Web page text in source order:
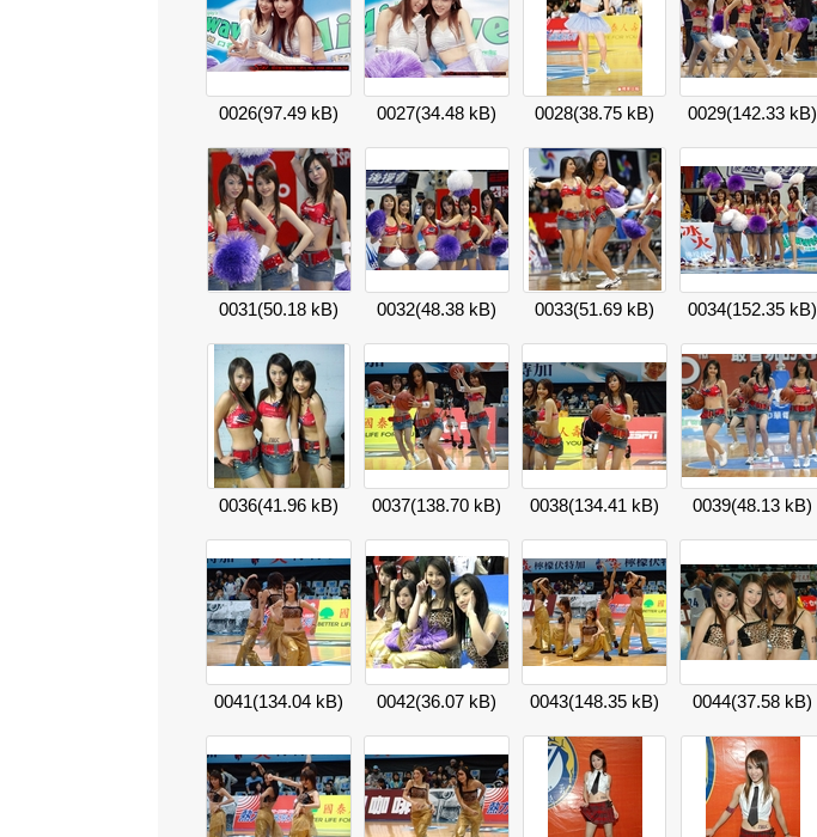
0026(97.49 kB) 0027(34.48 kB) 0028(38.75 kB) 0029(142.33 kB)
0031(50.18 kB) 0032(48.38 kB) 0033(51.69 kB) 0034(152.35 kB)
0036(41.96 kB) 0037(138.70 kB) 0038(134.41 kB) 0039(48.13 kB)
0041(134.04 kB) 0042(36.07 kB) 0043(148.35 kB) 0044(37.58 kB)